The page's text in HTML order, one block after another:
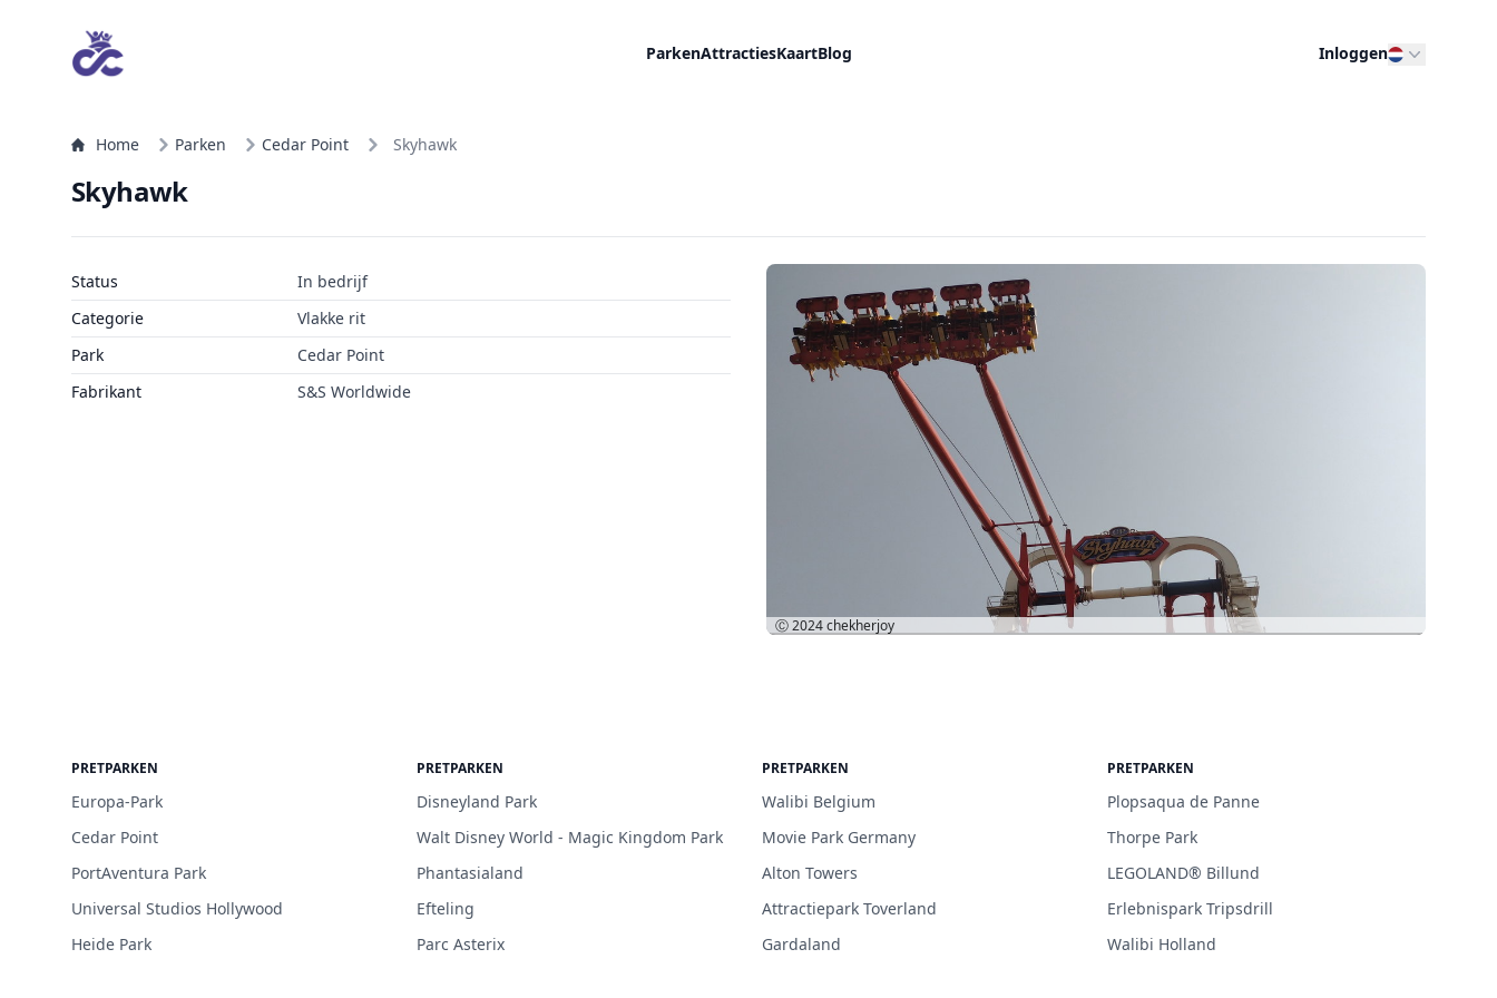
ParkenAttractiesKaartBlog Inloggen
Home Parken Cedar Point Skyhawk
Skyhawk
Status
In bedrijf
Categorie
Vlakke rit
Park
Cedar Point
Fabrikant
S&S Worldwide
Ⓒ 2024chekherjoy
PRETPARKEN
Europa-Park
Cedar Point
PortAventura Park
Universal Studios Hollywood
Heide Park
PRETPARKEN
Disneyland Park
Walt Disney World - Magic Kingdom Park
Phantasialand
Efteling
Parc Asterix
PRETPARKEN
Walibi Belgium
Movie Park Germany
Alton Towers
Attractiepark Toverland
Gardaland
PRETPARKEN
Plopsaqua de Panne
Thorpe Park
LEGOLAND® Billund
Erlebnispark Tripsdrill
Walibi Holland